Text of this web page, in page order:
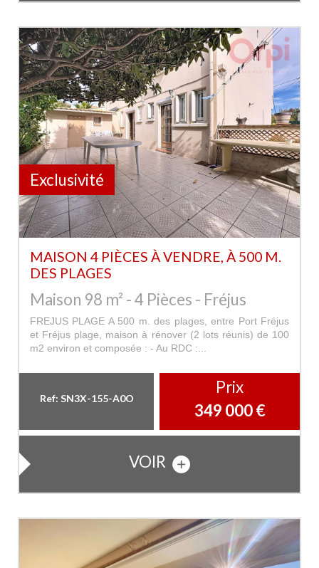
Exclusivité
MAISON 4 PIÈCES À VENDRE, À 500 M.
DES PLAGES
Maison 98 m² - 4 Pièces - Fréjus
FREJUS PLAGE A 500 m. des plages, entre Port Fréjus
et Fréjus plage, maison à rénover (2 lots réunis) de 100
m2 environ et composée : - Au RDC :...
Ref: SN3X-155-A0O
Prix
349 000 €
VOIR